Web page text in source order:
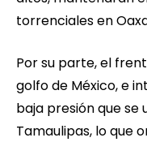
torrenciales en
Por su parte, el
golfo de México, e
baja presión que
Tamaulipas, lo que